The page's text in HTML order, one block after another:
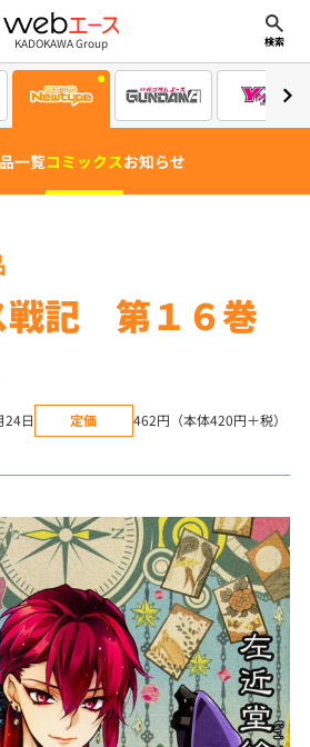
webエース
KADOKAWA Group 検索
一覧コミックスお知らせ
戦記 第１６巻
24日 定価 462円（本体420円＋税）